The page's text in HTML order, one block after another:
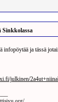
Sinkkolassa
infopöytää ja tässä
julkinen/